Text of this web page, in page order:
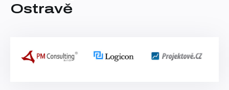
Ostravě